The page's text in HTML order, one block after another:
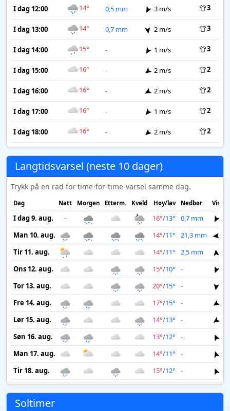
I dag 12:00 14° 0,5 mm 3 m/s 3
I dag 13:00 14° 0,7 mm 2 m/s 3
I dag 14:00 15° - 1 m/s 3
I dag 15:00 16° - 2 m/s 2
I dag 16:00 16° - 2 m/s 2
I dag 17:00 16° - 1 m/s 2
I dag 18:00 16° - 2 m/s 2
Langtidsvarsel (neste 10 dager)
Trykk på en rad for time-for-time-varsel samme dag.
Dag Natt Morgen Etterm. Kveld Høy/lav Nedbør Vind
I dag 9. aug. - 16°/13° 0,7 mm
Man 10. aug.
14°/11° 21,3 mm
Tir 11. aug.
14°/11° 2,5 mm
Ons 12. aug.
15°/10° -
Tor 13. aug.
20°/15° -
Fre 14. aug.
17°/15° -
Lør 15. aug.
14°/13° -
Søn 16. aug.
13°/12° -
Man 17. aug.
14°/11° -
Tir 18. aug.
15°/12° -
Soltimer